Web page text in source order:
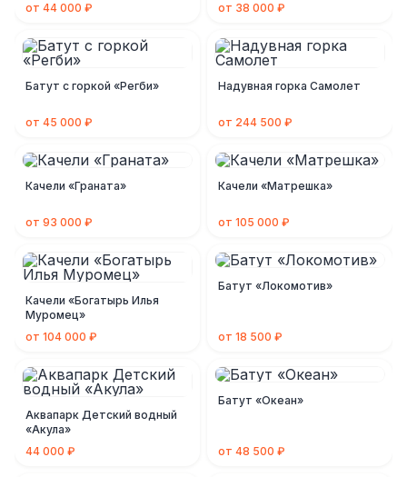
от 44 000 ₽
от 38 000 ₽
Батут с горкой «Регби»
от 45 000 ₽
Надувная горка Самолет
от 244 500 ₽
Качели «Граната»
от 93 000 ₽
Качели «Матрешка»
от 105 000 ₽
Качели «Богатырь Илья
Муромец»
от 104 000 ₽
Батут «Локомотив»
от 18 500 ₽
Аквапарк Детский водный
«Акула»
44 000 ₽
Батут «Океан»
от 48 500 ₽